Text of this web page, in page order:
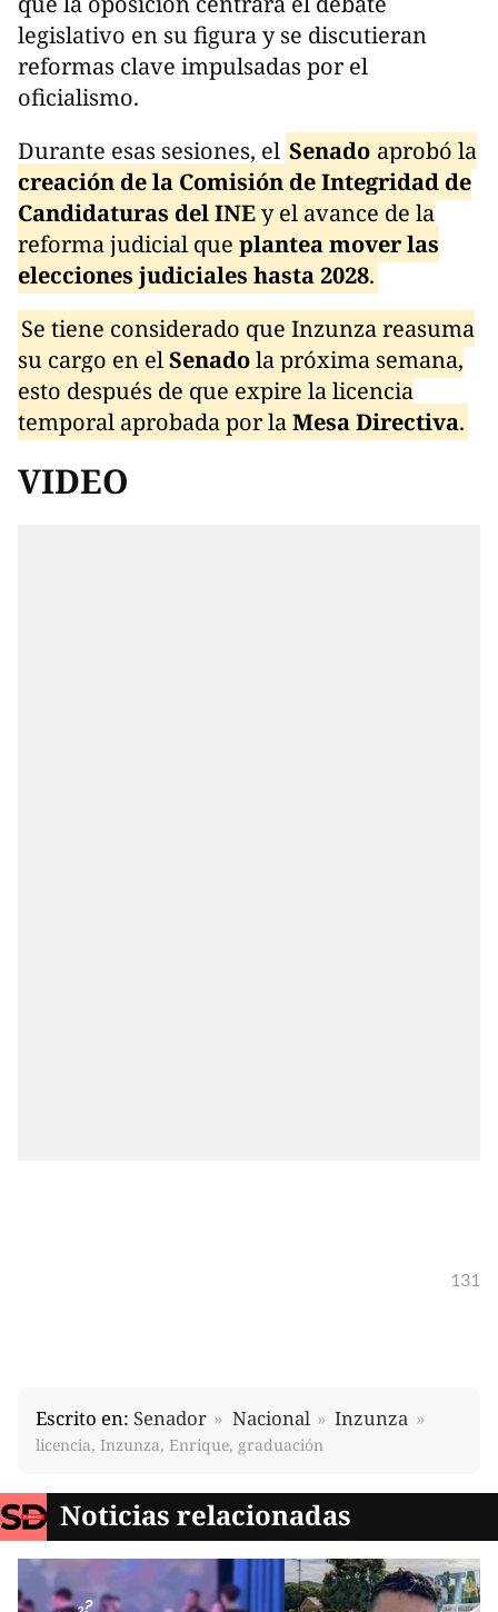
legislativo en su figura y se discutieran
reformas clave impulsadas por el
oficialismo.
Durante esas sesiones, el Senado aprobó la
creación de la Comisión de Integridad de
Candidaturas del INEy el avance de la
reforma judicial que plantea mover las
elecciones judiciales hasta 2028.
Se tiene considerado que Inzunza reasuma
su cargo en elSenadola próxima semana,
esto después de que expire la licencia
temporal aprobada por laMesa Directiva.
VIDEO
131
Escrito en: Senador Nacional Inzunza
licencia, Inzunza, Enrique, graduación
Noticias relacionadas